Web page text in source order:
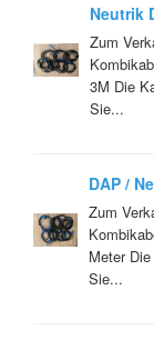
Neutrik
XLR
Zum
3M Die
Sie...
DAP /
XLR
Zum
Meter
Sie...